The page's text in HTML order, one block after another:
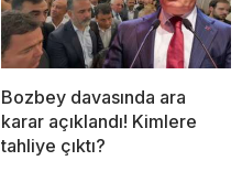
Bozbey davasında ara
karar açıklandı! Kimlere
tahliye çıktı?